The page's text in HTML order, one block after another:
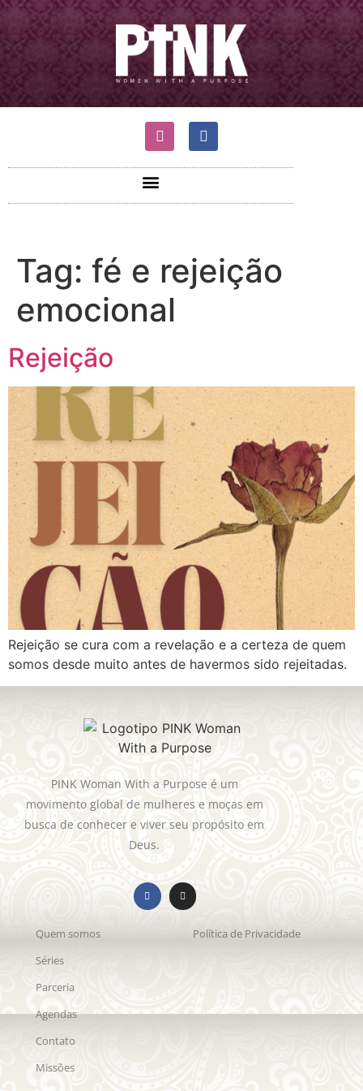
Tag: fé e rejeição
emocional
Rejeição
Rejeição se cura com a revelação e a certeza de quem
somos desde muito antes de havermos sido rejeitadas.
PINK Woman With a Purpose é um
movimento global de mulheres e moças em
busca de conhecer e viver seu propósito em
Deus.
Quem somos
Séries
Parceria
Agendas
Contato
Missões
Política de Privacidade